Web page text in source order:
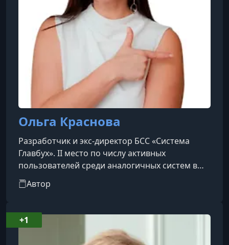
Ольга Краснова
Разработчик и экс-директор БСС «Система
Главбух». II место по числу активных
пользователей среди аналогичных систем в
Рунете. В подчинении 200 сотрудников, вместе
мы вышли на второе место в России среди
Руководитель школы Финансовых экспертов,
автор топовых курсов «Удаленный бухгалтер
для физлиц»: 97% положительных отзывов от
Автор
+1